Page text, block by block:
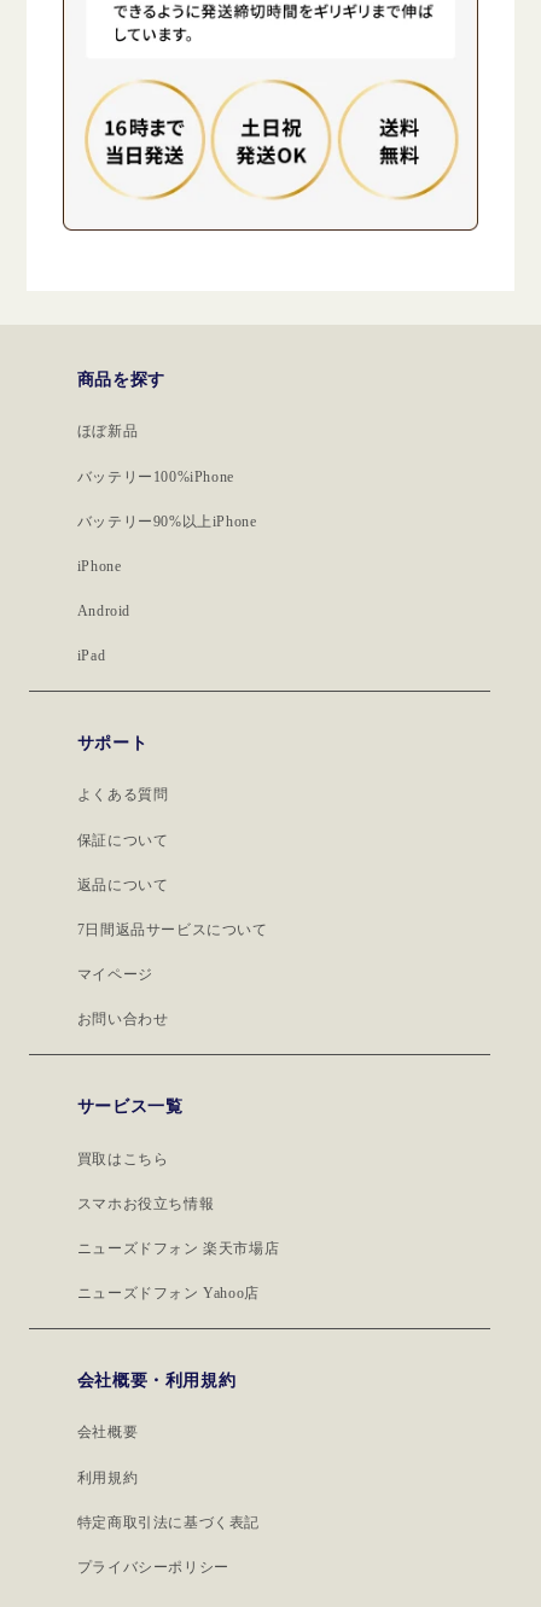
商品を探す
ほぼ新品
バッテリー100%iPhone
バッテリー90%以上iPhone
iPhone
Android
iPad
サポート
よくある質問
保証について
返品について
7日間返品サービスについて
マイページ
お問い合わせ
サービス一覧
買取はこちら
スマホお役立ち情報
ニューズドフォン 楽天市場店
ニューズドフォン Yahoo店
会社概要・利用規約
会社概要
利用規約
特定商取引法に基づく表記
プライバシーポリシー